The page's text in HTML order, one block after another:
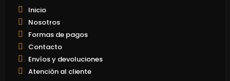
Inicio
Nosotros
Formas de pagos
Contacto
Envíos y devoluciones
Atención al cliente